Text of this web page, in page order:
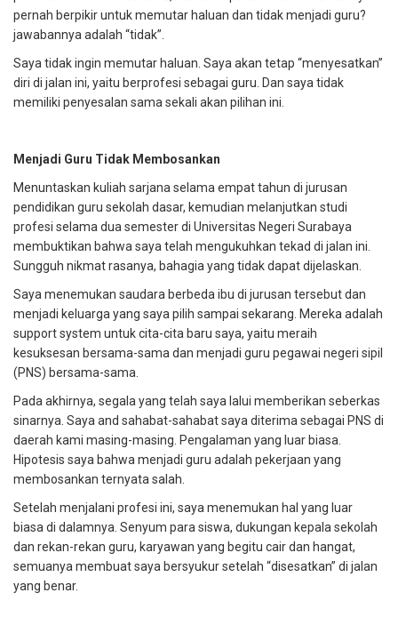
pernah berpikir untuk memutar haluan dan tidak menjadi guru?
jawabannya adalah “tidak”.
Saya tidak ingin memutar haluan. Saya akan tetap “menyesatkan”
diri di jalan ini, yaitu berprofesi sebagai guru. Dan saya tidak
memiliki penyesalan sama sekali akan pilihan ini.
Menjadi Guru Tidak Membosankan
Menuntaskan kuliah sarjana selama empat tahun di jurusan
pendidikan guru sekolah dasar, kemudian melanjutkan studi
profesi selama dua semester di Universitas Negeri Surabaya
membuktikan bahwa saya telah mengukuhkan tekad di jalan ini.
Sungguh nikmat rasanya, bahagia yang tidak dapat dijelaskan.
Saya menemukan saudara berbeda ibu di jurusan tersebut dan
menjadi keluarga yang saya pilih sampai sekarang. Mereka adalah
support system untuk cita-cita baru saya, yaitu meraih
kesuksesan bersama-sama dan menjadi guru pegawai negeri sipil
(PNS) bersama-sama.
Pada akhirnya, segala yang telah saya lalui memberikan seberkas
sinarnya. Saya and sahabat-sahabat saya diterima sebagai PNS di
daerah kami masing-masing. Pengalaman yang luar biasa.
Hipotesis saya bahwa menjadi guru adalah pekerjaan yang
membosankan ternyata salah.
Setelah menjalani profesi ini, saya menemukan hal yang luar
biasa di dalamnya. Senyum para siswa, dukungan kepala sekolah
dan rekan-rekan guru, karyawan yang begitu cair dan hangat,
semuanya membuat saya bersyukur setelah “disesatkan” di jalan
yang benar.